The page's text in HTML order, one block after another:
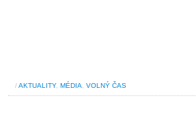
/AKTUALITY, MÉDIA VOLNÝ ČAS